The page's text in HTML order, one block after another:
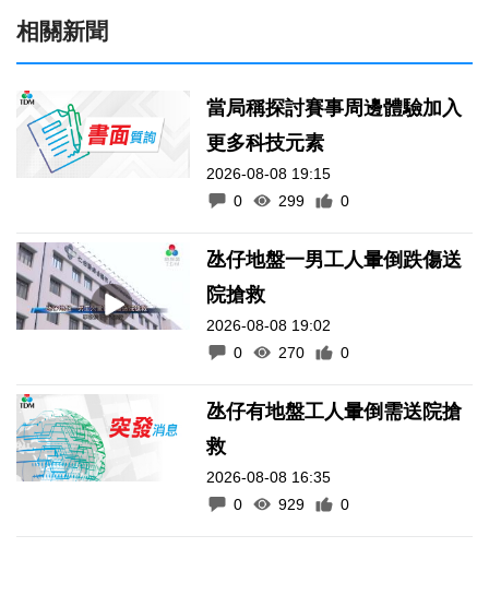
相關新聞
當局稱探討賽事周邊體驗加入
更多科技元素
2026-08-08 19:15
0
299 0
氹仔地盤一男工人暈倒跌傷送
院搶救
2026-08-08 19:02
0
270 0
氹仔有地盤工人暈倒需送院搶
救
2026-08-08 16:35
0
929 0